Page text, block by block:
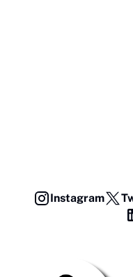
Instagram